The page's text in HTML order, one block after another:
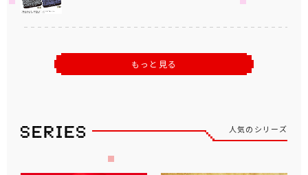
もっと見る
人気のシリーズ